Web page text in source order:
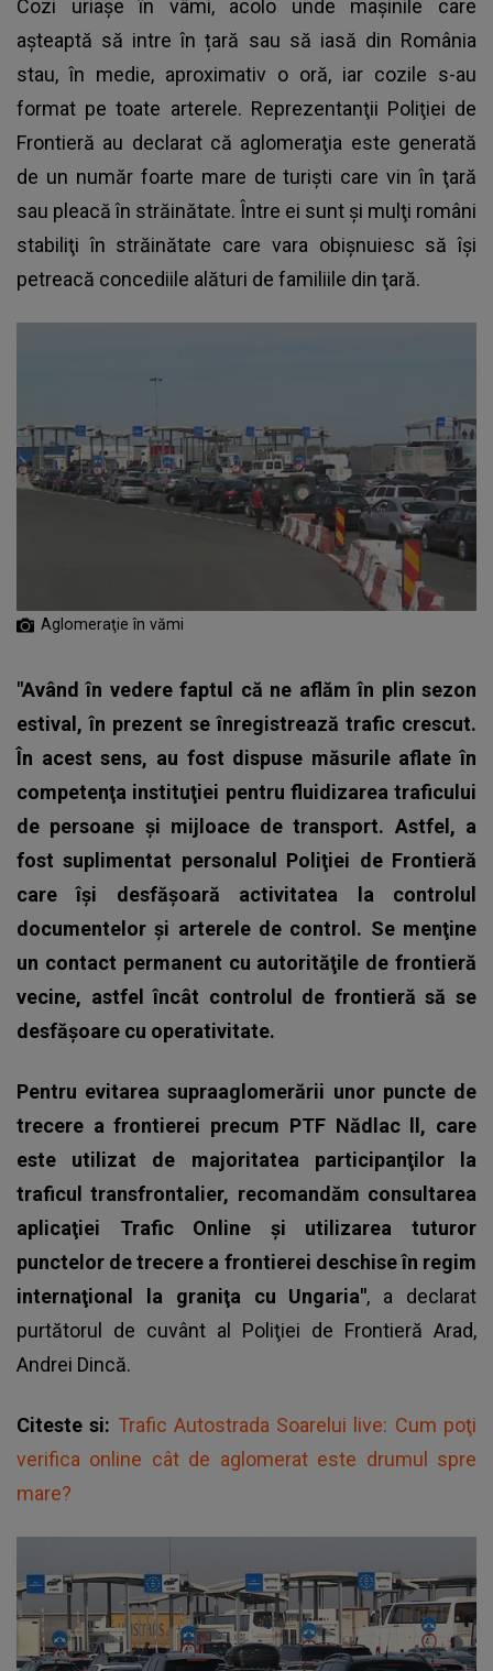
Cozi uriașe în vâmi, acolo unde mașinile care
așteaptă să intre în țară sau să iasă din România
stau, în medie, aproximativ o oră, iar cozile s-au
format pe toate arterele. Reprezentanţii Poliţiei de
Frontieră au declarat că aglomeraţia este generată
de un număr foarte mare de turişti care vin în ţară
sau pleacă în străinătate. Între ei sunt şi mulţi români
stabiliţi în străinătate care vara obişnuiesc să îşi
petreacă concediile alături de familiile din ţară.
Aglomeraţie în vămi
"Având în vedere faptul că ne aflăm în plin sezon
estival, în prezent se înregistrează trafic crescut.
În acest sens, au fost dispuse măsurile aflate în
competenţa instituţiei pentru fluidizarea traficului
de persoane şi mijloace de transport. Astfel, a
fost suplimentat personalul Poliţiei de Frontieră
care îşi desfăşoară activitatea la controlul
documentelor şi arterele de control. Se menţine
un contact permanent cu autorităţile de frontieră
vecine, astfel încât controlul de frontieră să se
desfăşoare cu operativitate.
Pentru evitarea supraaglomerării unor puncte de
trecere a frontierei precum PTF Nădlac ll, care
este utilizat de majoritatea participanţilor la
traficul transfrontalier, recomandăm consultarea
aplicaţiei Trafic Online şi utilizarea tuturor
punctelor de trecere a frontierei deschise în regim
internaţional la graniţa cu Ungaria", a declarat
purtătorul de cuvânt al Poliţiei de Frontieră Arad,
Andrei Dincă.
Citeste si: Trafic Autostrada Soarelui live: Cum poţi
verifica online cât de aglomerat este drumul spre
mare?